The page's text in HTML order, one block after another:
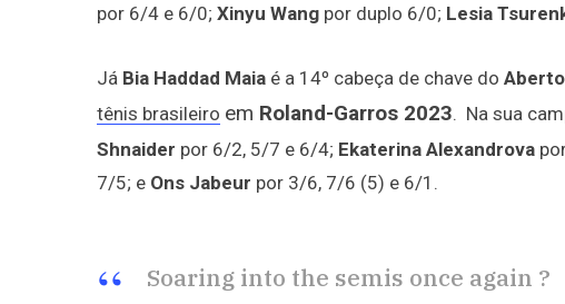
por 6/4 e 6/0; Xinyu Wang por duplo 6/0; Lesia
Já Bia Haddad Maia é a 14º cabeça de chave do
tênis brasileiro em Roland-Garros 2023. Na sua
Shnaider por 6/2, 5/7 e 6/4; Ekaterina Alexandrova
7/5; e Ons Jabeur por 3/6, 7/6 (5) e 6/1.
Soaring into the semis once again ?